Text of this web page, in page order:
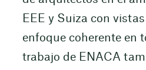
EEE y Suiza con
enfoque coherente en
trabajo de ENACA